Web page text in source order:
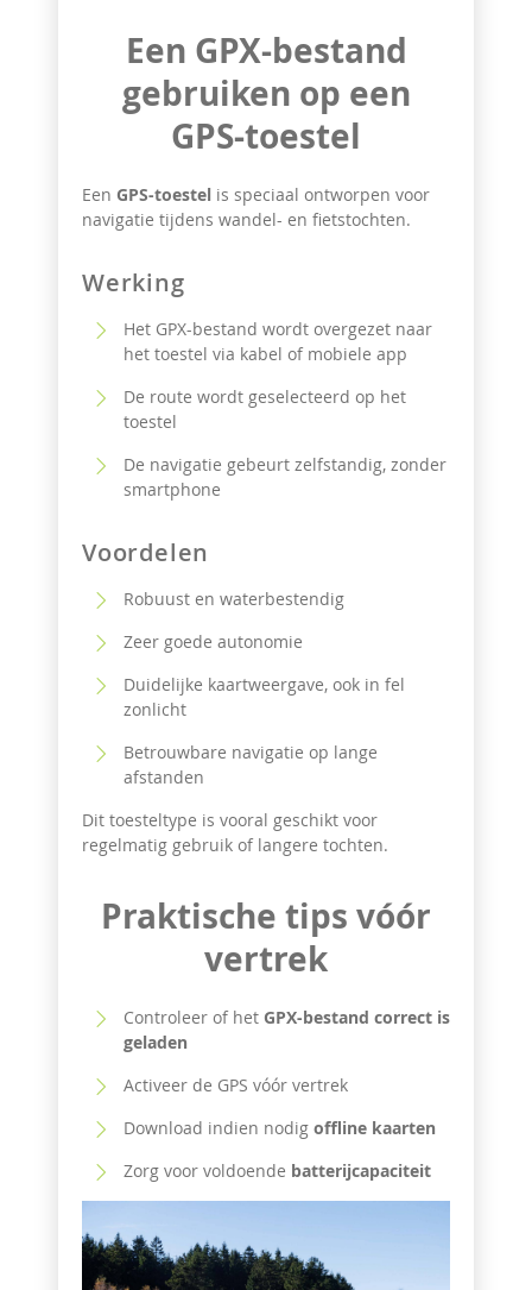
Een GPX-bestand
gebruiken op een
GPS-toestel
Een GPS-toestel is speciaal ontworpen voor
navigatie tijdens wandel- en fietstochten.
Werking
Het GPX-bestand wordt overgezet naar
het toestel via kabel of mobiele app
De route wordt geselecteerd op het
toestel
De navigatie gebeurt zelfstandig, zonder
smartphone
Voordelen
Robuust en waterbestendig
Zeer goede autonomie
Duidelijke kaartweergave, ook in fel
zonlicht
Betrouwbare navigatie op lange
afstanden
Dit toesteltype is vooral geschikt voor
regelmatig gebruik of langere tochten.
Praktische tips vóór
vertrek
Controleer of het GPX-bestand correct is
geladen
Activeer de GPS vóór vertrek
Download indien nodig offline kaarten
Zorg voor voldoende batterijcapaciteit